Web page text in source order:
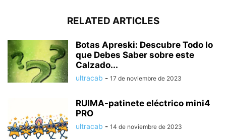
RELATED ARTICLES
Botas Apreski: Descubre Todo lo
que Debes Saber sobre este
Calzado...
ultracab - 17 de noviembre de 2023
RUIMA-patinete eléctrico mini4
PRO
ultracab - 14 de noviembre de 2023